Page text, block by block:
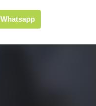
Whatsapp